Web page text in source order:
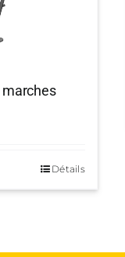
marches
Détails